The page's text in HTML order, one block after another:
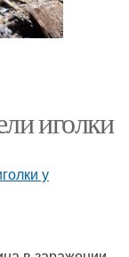
иголки